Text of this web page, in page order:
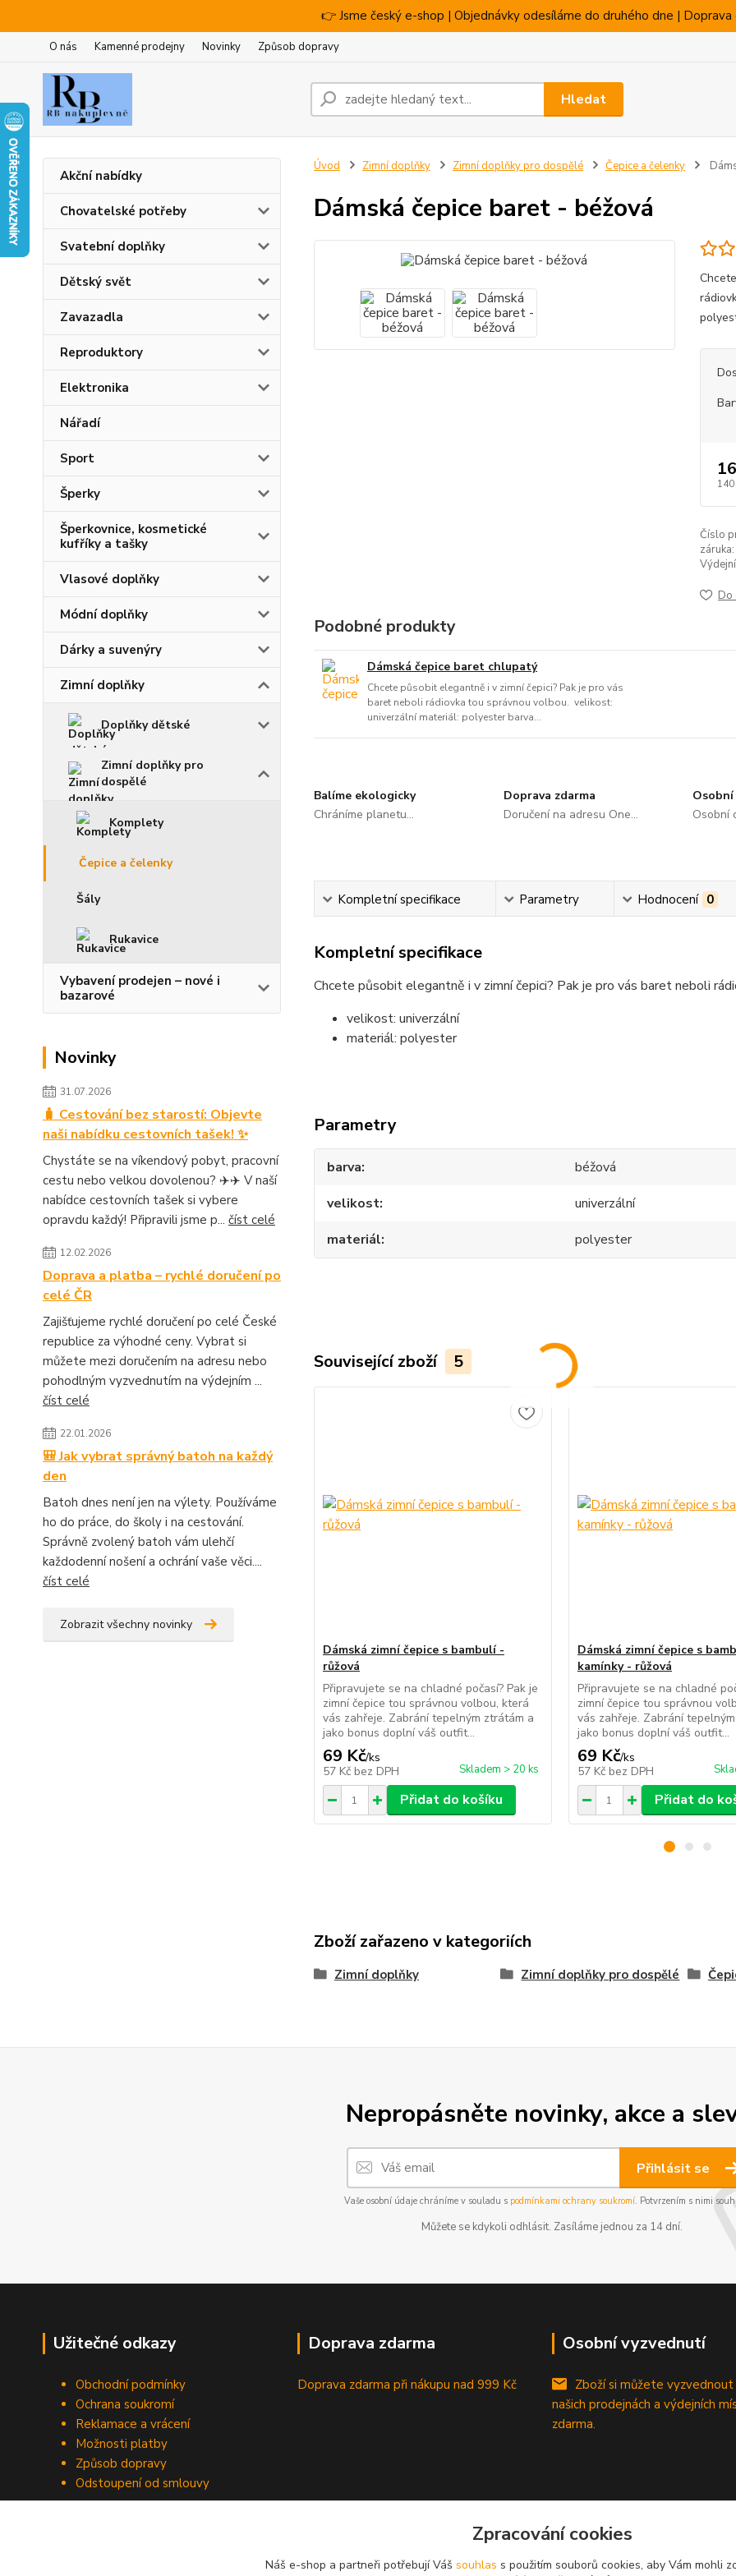
👉 Jsme český e-shop | Objednávky odesíláme do druhého dne | Doprava
O nás Kamenné prodejny Novinky Způsob dopravy
Hledat
Akční nabídky
Chovatelské potřeby
Svatební doplňky
Dětský svět
Zavazadla
Reproduktory
Elektronika
Nářadí
Sport
Šperky
Šperkovnice, kosmetické
kufříky a tašky
Vlasové doplňky
Módní doplňky
Dárky a suvenýry
Zimní doplňky
Doplňky dětské
Zimní doplňky pro
dospělé
Komplety
Čepice a čelenky
Šály
Rukavice
Vybavení prodejen – nové i
bazarové
Novinky
31.07.2026
🧳 Cestování bez starostí: Objevte
naši nabídku cestovních tašek! ✨
Chystáte se na víkendový pobyt, pracovní
cestu nebo velkou dovolenou? ✈️✈️ V naší
nabídce cestovních tašek si vybere
opravdu každý! Připravili jsme p... číst celé
12.02.2026
Doprava a platba – rychlé doručení po
celé ČR
Zajišťujeme rychlé doručení po celé České
republice za výhodné ceny. Vybrat si
můžete mezi doručením na adresu nebo
pohodlným vyzvednutím na výdejním ...
číst celé
22.01.2026
🎒 Jak vybrat správný batoh na každý
den
Batoh dnes není jen na výlety. Používáme
ho do práce, do školy i na cestování.
Správně zvolený batoh vám ulehčí
každodenní nošení a ochrání vaše věci....
číst celé
Zobrazit všechny novinky
Úvod Zimní doplňky Zimní doplňky pro dospělé Čepice a čelenky
Dámská čepice baret - béžová
140
Číslo
záruka:
Do
Podobné produkty
Dámská čepice baret chlupatý
Chcete působit elegantně i v zimní čepici? Pak je pro vás
baret neboli rádiovka tou správnou volbou. velikost:
univerzální materiál: polyester barva...
Balíme ekologicky
Chráníme planetu...
Doprava zdarma
Doručení na adresu One...
Osobní
Kompletní specifikace Parametry Hodnocení 0
Kompletní specifikace
Chcete působit elegantně i v zimní čepici? Pak je pro vás baret neboli
velikost: univerzální
materiál: polyester
Parametry
barva
béžová
velikost
univerzální
materiál
polyester
Související zboží 5
Dámská zimní čepice s bambulí -
růžová
Připravujete se na chladné počasí? Pak je
zimní čepice tou správnou volbou, která
vás zahřeje. Zabrání tepelným ztrátám a
jako bonus doplní váš outfit...
69 Kč/ks
57 Kč bez DPH Skladem > 20 ks
Přidat do košíku
Dámská zimní čepice s
kamínky - růžová
Připravujete se na chladné
zimní čepice tou správnou
vás zahřeje. Zabrání
jako bonus doplní váš outfit...
69 Kč/ks
57 Kč bez DPH
Přidat do
Zboží zařazeno v kategoriích
Zimní doplňky Zimní doplňky pro dospělé
Nepropásněte novinky, akce a
Přihlásit se
Vaše osobní údaje chráníme v souladu s podmínkami ochrany soukromí. Potvrzením s nimi
Můžete se kdykoli odhlásit. Zasíláme jednou za 14 dní.
Užitečné odkazy
Obchodní podmínky
Ochrana soukromí
Reklamace a vrácení
Možnosti platby
Způsob dopravy
Odstoupení od smlouvy
Doprava zdarma
Doprava zdarma při nákupu nad 999 Kč
Osobní vyzvednutí
Zboží si můžete vyzvednout
našich prodejnách a výdejních
zdarma.
Zpracování cookies
Náš e-shop a partneři potřebují Váš souhlas s použitím souborů cookies, aby Vám mohli